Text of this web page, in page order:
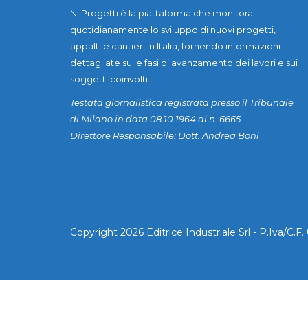
NiiProgetti è la piattaforma che monitora
quotidianamente lo sviluppo di nuovi progetti,
appalti e cantieri in Italia, fornendo informazioni
dettagliate sulle fasi di avanzamento dei lavori e sui
soggetti coinvolti.
Testata giornalistica registrata presso il Tribunale
di Milano in data 08.10.1964 al n. 6665
Direttore Responsabile: Dott. Andrea Boni
Copyright 2026 Editrice Industriale Srl - P.Iva/C.F.